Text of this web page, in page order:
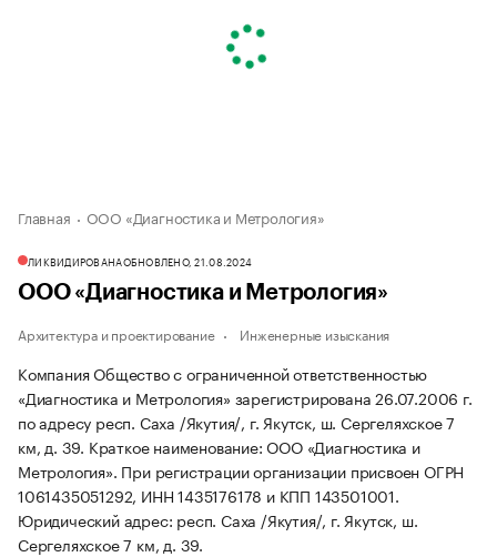
Главная ООО «Диагностика и Метрология»
ЛИКВИДИРОВАНАОБНОВЛЕНО, 21.08.2024
ООО «Диагностика и Метрология»
Архитектура и проектирование Инженерные изыскания
Компания Общество с ограниченной ответственностью
«Диагностика и Метрология» зарегистрирована 26.07.2006 г.
по адресу респ. Саха /Якутия/, г. Якутск, ш. Сергеляхское 7
км, д. 39. Краткое наименование: ООО «Диагностика и
Метрология». При регистрации организации присвоен ОГРН
1061435051292, ИНН 1435176178 и КПП 143501001.
Юридический адрес: респ. Саха /Якутия/, г. Якутск, ш.
Сергеляхское 7 км, д. 39.